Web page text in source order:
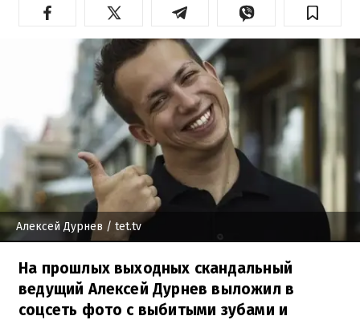
Алексей Дурнев / tet.tv
На прошлых выходных скандальный
ведущий Алексей Дурнев выложил в
соцсеть фото с выбитыми зубами и